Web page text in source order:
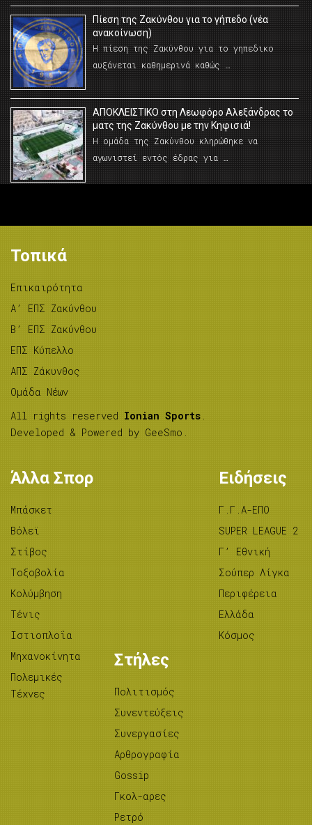
Πίεση της Ζακύνθου για το γήπεδο (νέα
ανακοίνωση)
Η πίεση της Ζακύνθου για το γηπεδικο
αυξάνεται καθημερινά καθώς …
AΠΟΚΛΕΙΣΤΙΚΟ στη Λεωφόρο Αλεξάνδρας το
ματς της Ζακύνθου με την Κηφισιά!
Η ομάδα της Ζακύνθου κληρώθηκε να
αγωνιστεί εντός έδρας για …
Τοπικά
Επικαιρότητα
A’ ΕΠΣ Ζακύνθου
B’ ΕΠΣ Ζακύνθου
ΕΠΣ Κύπελλο
ΑΠΣ Ζάκυνθος
Ομάδα Νέων
All rights reserved Ionian Sports .
Developed & Powered by GeeSmo .
Άλλα Σπορ
Μπάσκετ
Βόλεϊ
Στίβος
Tοξοβολία
Κολύμβηση
Τένις
Ιστιοπλοΐα
Μηχανοκίνητα
Πολεμικές
Τέχνες
Ειδήσεις
Γ.Γ.Α-ΕΠΟ
SUPER LEAGUE 2
Γ’ Εθνική
Σούπερ Λίγκα
Περιφέρεια
Ελλάδα
Κόσμος
Στήλες
Πολιτισμός
Συνεντεύξεις
Συνεργασίες
Αρθρογραφία
Gossip
Γκολ-αρες
Ρετρό